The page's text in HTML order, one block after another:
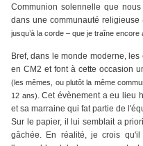
Communion solennelle que
dans une communauté religieuse
jusqu’à la corde – que je traîne
Bref, dans le monde moderne,
en CM2 et font à cette occasion
(les mêmes, ou plutôt la même
12 ans) . Cet évènement a eu lieu
et sa marraine qui fat partie de
Sur le papier, il lui semblait a
gâchée. En réalité, je crois